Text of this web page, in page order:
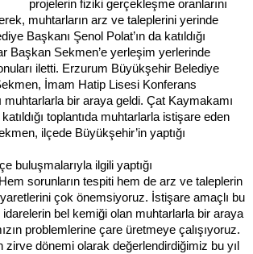
projelerin fiziki gerçekleşme oranlarını
muhtarların arz ve taleplerini yerinde
Başkanı Şenol Polat’ın da katıldığı
Başkan Sekmen’e yerleşim yerlerinde
iletti. Erzurum Büyükşehir Belediye
İmam Hatip Lisesi Konferans
muhtarlarla bir araya geldi. Çat Kaymakamı
toplantıda muhtarlarla istişare eden
ilçede Büyükşehir’in yaptığı
buluşmalarıyla ilgili yaptığı
sorunların tespiti hem de arz ve taleplerin
çok önemsiyoruz. İstişare amaçlı bu
idarelerin bel kemiği olan muhtarlarla bir araya
problemlerine çare üretmeye çalışıyoruz.
zirve dönemi olarak değerlendirdiğimiz bu yıl